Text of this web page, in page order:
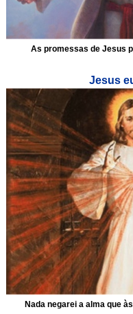
As promessas de Jesus
Jesus
Nada negarei a alma que